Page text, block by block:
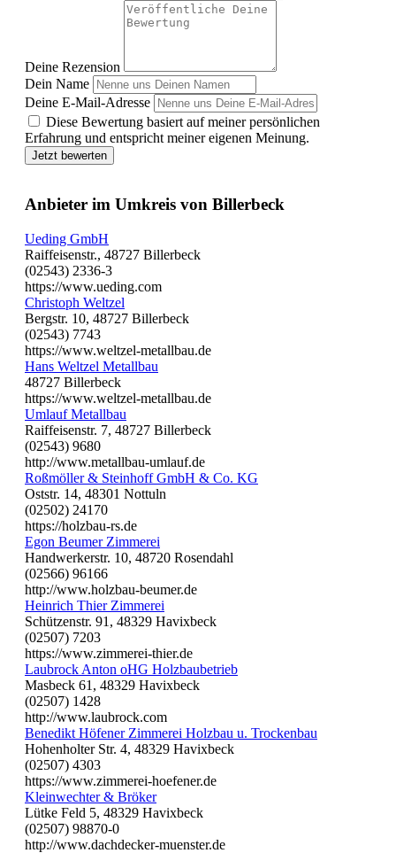
Deine Rezension
Dein Name
Deine E-Mail-Adresse
Diese Bewertung basiert auf meiner persönlichen
Erfahrung und entspricht meiner eigenen Meinung.
Jetzt bewerten
Anbieter im Umkreis von Billerbeck
Ueding GmbH
Raiffeisenstr., 48727 Billerbeck
(02543) 2336-3
https://www.ueding.com
Christoph Weltzel
Bergstr. 10, 48727 Billerbeck
(02543) 7743
https://www.weltzel-metallbau.de
Hans Weltzel Metallbau
48727 Billerbeck
https://www.weltzel-metallbau.de
Umlauf Metallbau
Raiffeisenstr. 7, 48727 Billerbeck
(02543) 9680
http://www.metallbau-umlauf.de
Roßmöller & Steinhoff GmbH & Co. KG
Oststr. 14, 48301 Nottuln
(02502) 24170
https://holzbau-rs.de
Egon Beumer Zimmerei
Handwerkerstr. 10, 48720 Rosendahl
(02566) 96166
http://www.holzbau-beumer.de
Heinrich Thier Zimmerei
Schützenstr. 91, 48329 Havixbeck
(02507) 7203
https://www.zimmerei-thier.de
Laubrock Anton oHG Holzbaubetrieb
Masbeck 61, 48329 Havixbeck
(02507) 1428
http://www.laubrock.com
Benedikt Höfener Zimmerei Holzbau u. Trockenbau
Hohenholter Str. 4, 48329 Havixbeck
(02507) 4303
https://www.zimmerei-hoefener.de
Kleinwechter & Bröker
Lütke Feld 5, 48329 Havixbeck
(02507) 98870-0
http://www.dachdecker-muenster.de